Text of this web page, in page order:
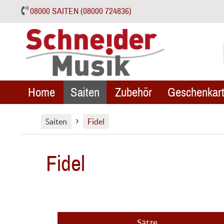
08000 SAITEN (08000 724836)
Home Saiten Zubehör
Saiten Fidel
Fidel